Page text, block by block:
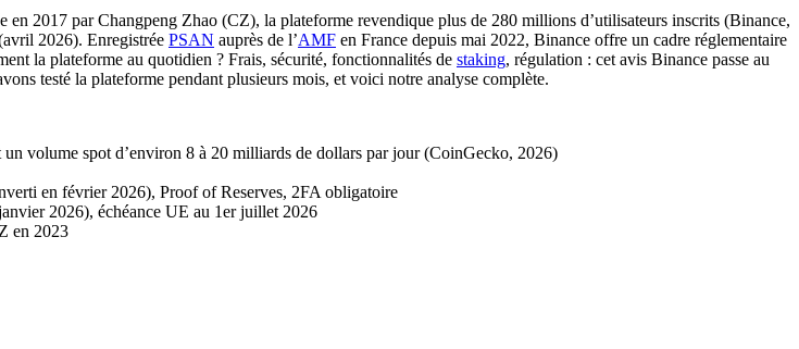
en 2017 par Changpeng Zhao (CZ), la plateforme revendique plus de 280 millions d’utilisateurs inscrits (Binance,
2026). Enregistrée PSAN auprès de l’AMF en France depuis mai 2022, Binance offre un cadre réglementaire
la plateforme au quotidien ? Frais, sécurité, fonctionnalités de staking, régulation : cet avis Binance passe au
testé la plateforme pendant plusieurs mois, et voici notre analyse complète.
volume spot d’environ 8 à 20 milliards de dollars par jour (CoinGecko, 2026)
en février 2026), Proof of Reserves, 2FA obligatoire
2026), échéance UE au 1er juillet 2026
en 2023